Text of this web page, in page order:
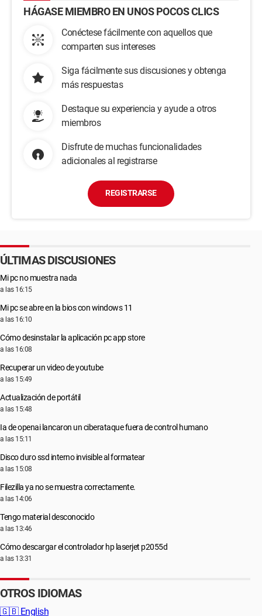
HÁGASE MIEMBRO EN UNOS POCOS CLICS
Conéctese fácilmente con aquellos que
comparten sus intereses
Siga fácilmente sus discusiones y obtenga
más respuestas
Destaque su experiencia y ayude a otros
miembros
Disfrute de muchas funcionalidades
adicionales al registrarse
REGISTRARSE
ÚLTIMAS DISCUSIONES
Mi pc no muestra nada
a las 16:15
Mi pc se abre en la bios con windows 11
a las 16:10
Cómo desinstalar la aplicación pc app store
a las 16:08
Recuperar un video de youtube
a las 15:49
Actualización de portátil
a las 15:48
Ia de openai lancaron un ciberataque fuera de control humano
a las 15:11
Disco duro ssd interno invisible al formatear
a las 15:08
Filezilla ya no se muestra correctamente.
a las 14:06
Tengo material desconocido
a las 13:46
Cómo descargar el controlador hp laserjet p2055d
a las 13:31
OTROS IDIOMAS
🇬🇧 English